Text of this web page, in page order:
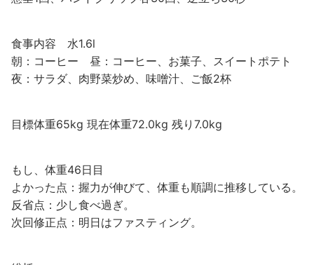
食事内容 水1.6l
朝：コーヒー 昼：コーヒー、お菓子、スイートポテト
夜：サラダ、肉野菜炒め、味噌汁、ご飯2杯
目標体重65kg 現在体重72.0kg 残り7.0kg
もし、体重46日目
よかった点：握力が伸びて、体重も順調に推移している。
反省点：少し食べ過ぎ。
次回修正点：明日はファスティング。